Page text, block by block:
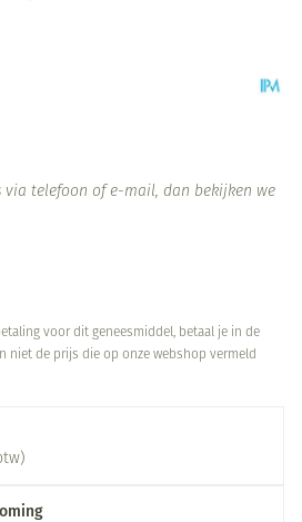
voor dit geneesmiddel, betaal je in de
niet de prijs die op onze webshop vermeld
via telefoon of e-mail, dan bekijken we